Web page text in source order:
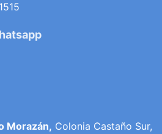
Morazán, Colonia Castaño Sur,